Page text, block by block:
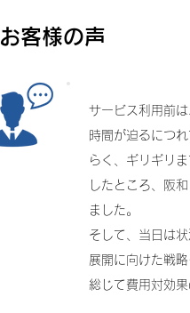
お客様の声
サービス利用前
時間が迫るにつ
らく、ギリギリ
したところ、阪
ました。
そして、当日は
展開に向けた戦
総じて費用対効